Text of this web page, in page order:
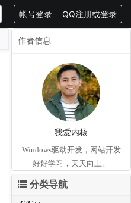
帐号登录 QQ注册或登录
作者信息
我爱内核
Windows驱动开发，网站开发
好好学习，天天向上。
分类导航